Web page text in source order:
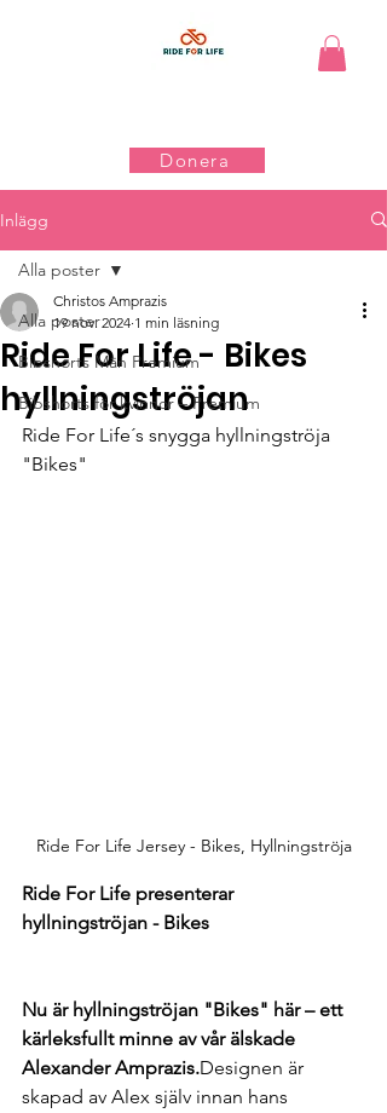
Donera
Inlägg
Alla poster
Bibshorts Män Premium
Bibshorts för kvinnor – Premium
Alla poster
Ride For Life - Bikes
hyllningströjan
Christos Amprazis
19 nov. 2024 1 min läsning
Ride For Life´s snygga hyllningströja
"Bikes"
Ride For Life Jersey - Bikes, Hyllningströja
Ride For Life presenterar
hyllningströjan - Bikes
Nu är hyllningströjan "Bikes" här – ett
kärleksfullt minne av vår älskade
Alexander Amprazis.Designen är
skapad av Alex själv innan hans